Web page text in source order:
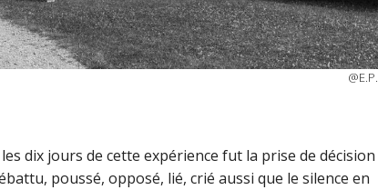
@E.P.
dix jours de cette expérience fut la prise de décision
poussé, opposé, lié, crié aussi que le silence en